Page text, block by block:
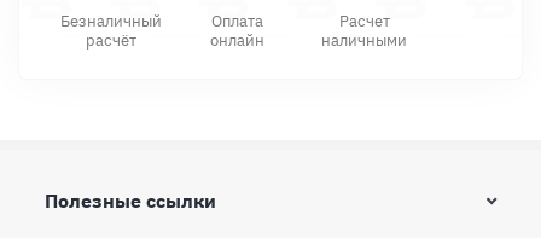
Безналичный
расчёт
Оплата
онлайн
Расчет
наличными
Полезные ссылки